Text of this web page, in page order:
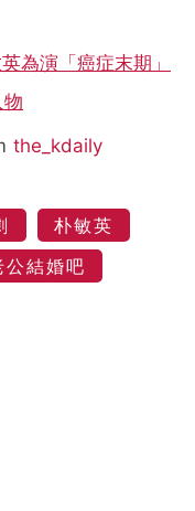
為演「癌症末期」
the_kdaily
朴敏英
公結婚吧